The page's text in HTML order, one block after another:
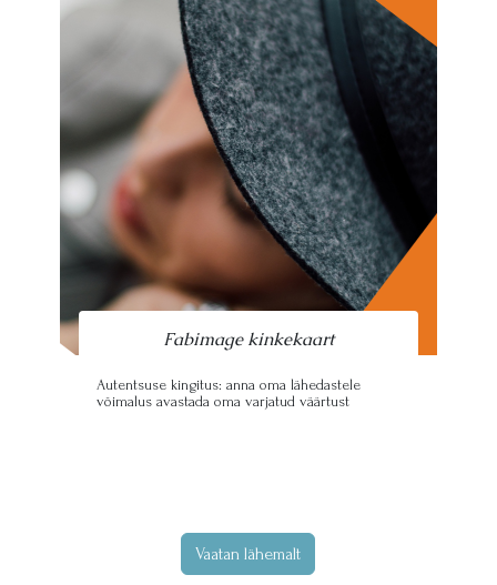
Fabimage kinkekaart
Autentsuse kingitus: anna oma lähedastele
võimalus avastada oma varjatud väärtust
Vaatan lähemalt